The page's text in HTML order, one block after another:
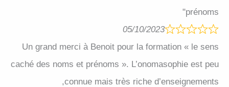
prénoms"
05/10/2023
Un grand merci à Benoit pour la formation « le sens
caché des noms et prénoms ». L’onomasophie est peu
connue mais très riche d’enseignements,